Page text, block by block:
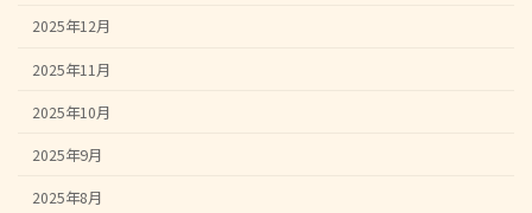
2025年12月
2025年11月
2025年10月
2025年9月
2025年8月